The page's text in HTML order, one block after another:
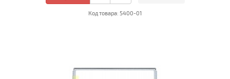
Код товара: 5400-01